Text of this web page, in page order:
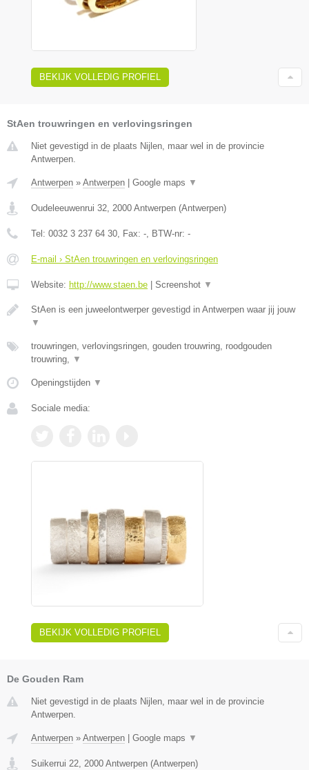
BEKIJK VOLLEDIG PROFIEL
StAen trouwringen en verlovingsringen
Niet gevestigd in de plaats Nijlen, maar wel in de provincie
Antwerpen.
Antwerpen » Antwerpen Google maps ▼
Oudeleeuwenrui 32, 2000 Antwerpen (Antwerpen)
Tel: 0032 3 237 64 30, Fax: -, BTW-nr: -
E-mail › StAen trouwringen en verlovingsringen
Website: http://www.staen.be Screenshot ▼
StAen is een juweelontwerper gevestigd in Antwerpen waar jij jouw
▼
trouwringen, verlovingsringen, gouden trouwring, roodgouden
trouwring, ▼
Openingstijden ▼
Sociale media:
BEKIJK VOLLEDIG PROFIEL
De Gouden Ram
Niet gevestigd in de plaats Nijlen, maar wel in de provincie
Antwerpen.
Antwerpen » Antwerpen Google maps ▼
Suikerrui 22, 2000 Antwerpen (Antwerpen)